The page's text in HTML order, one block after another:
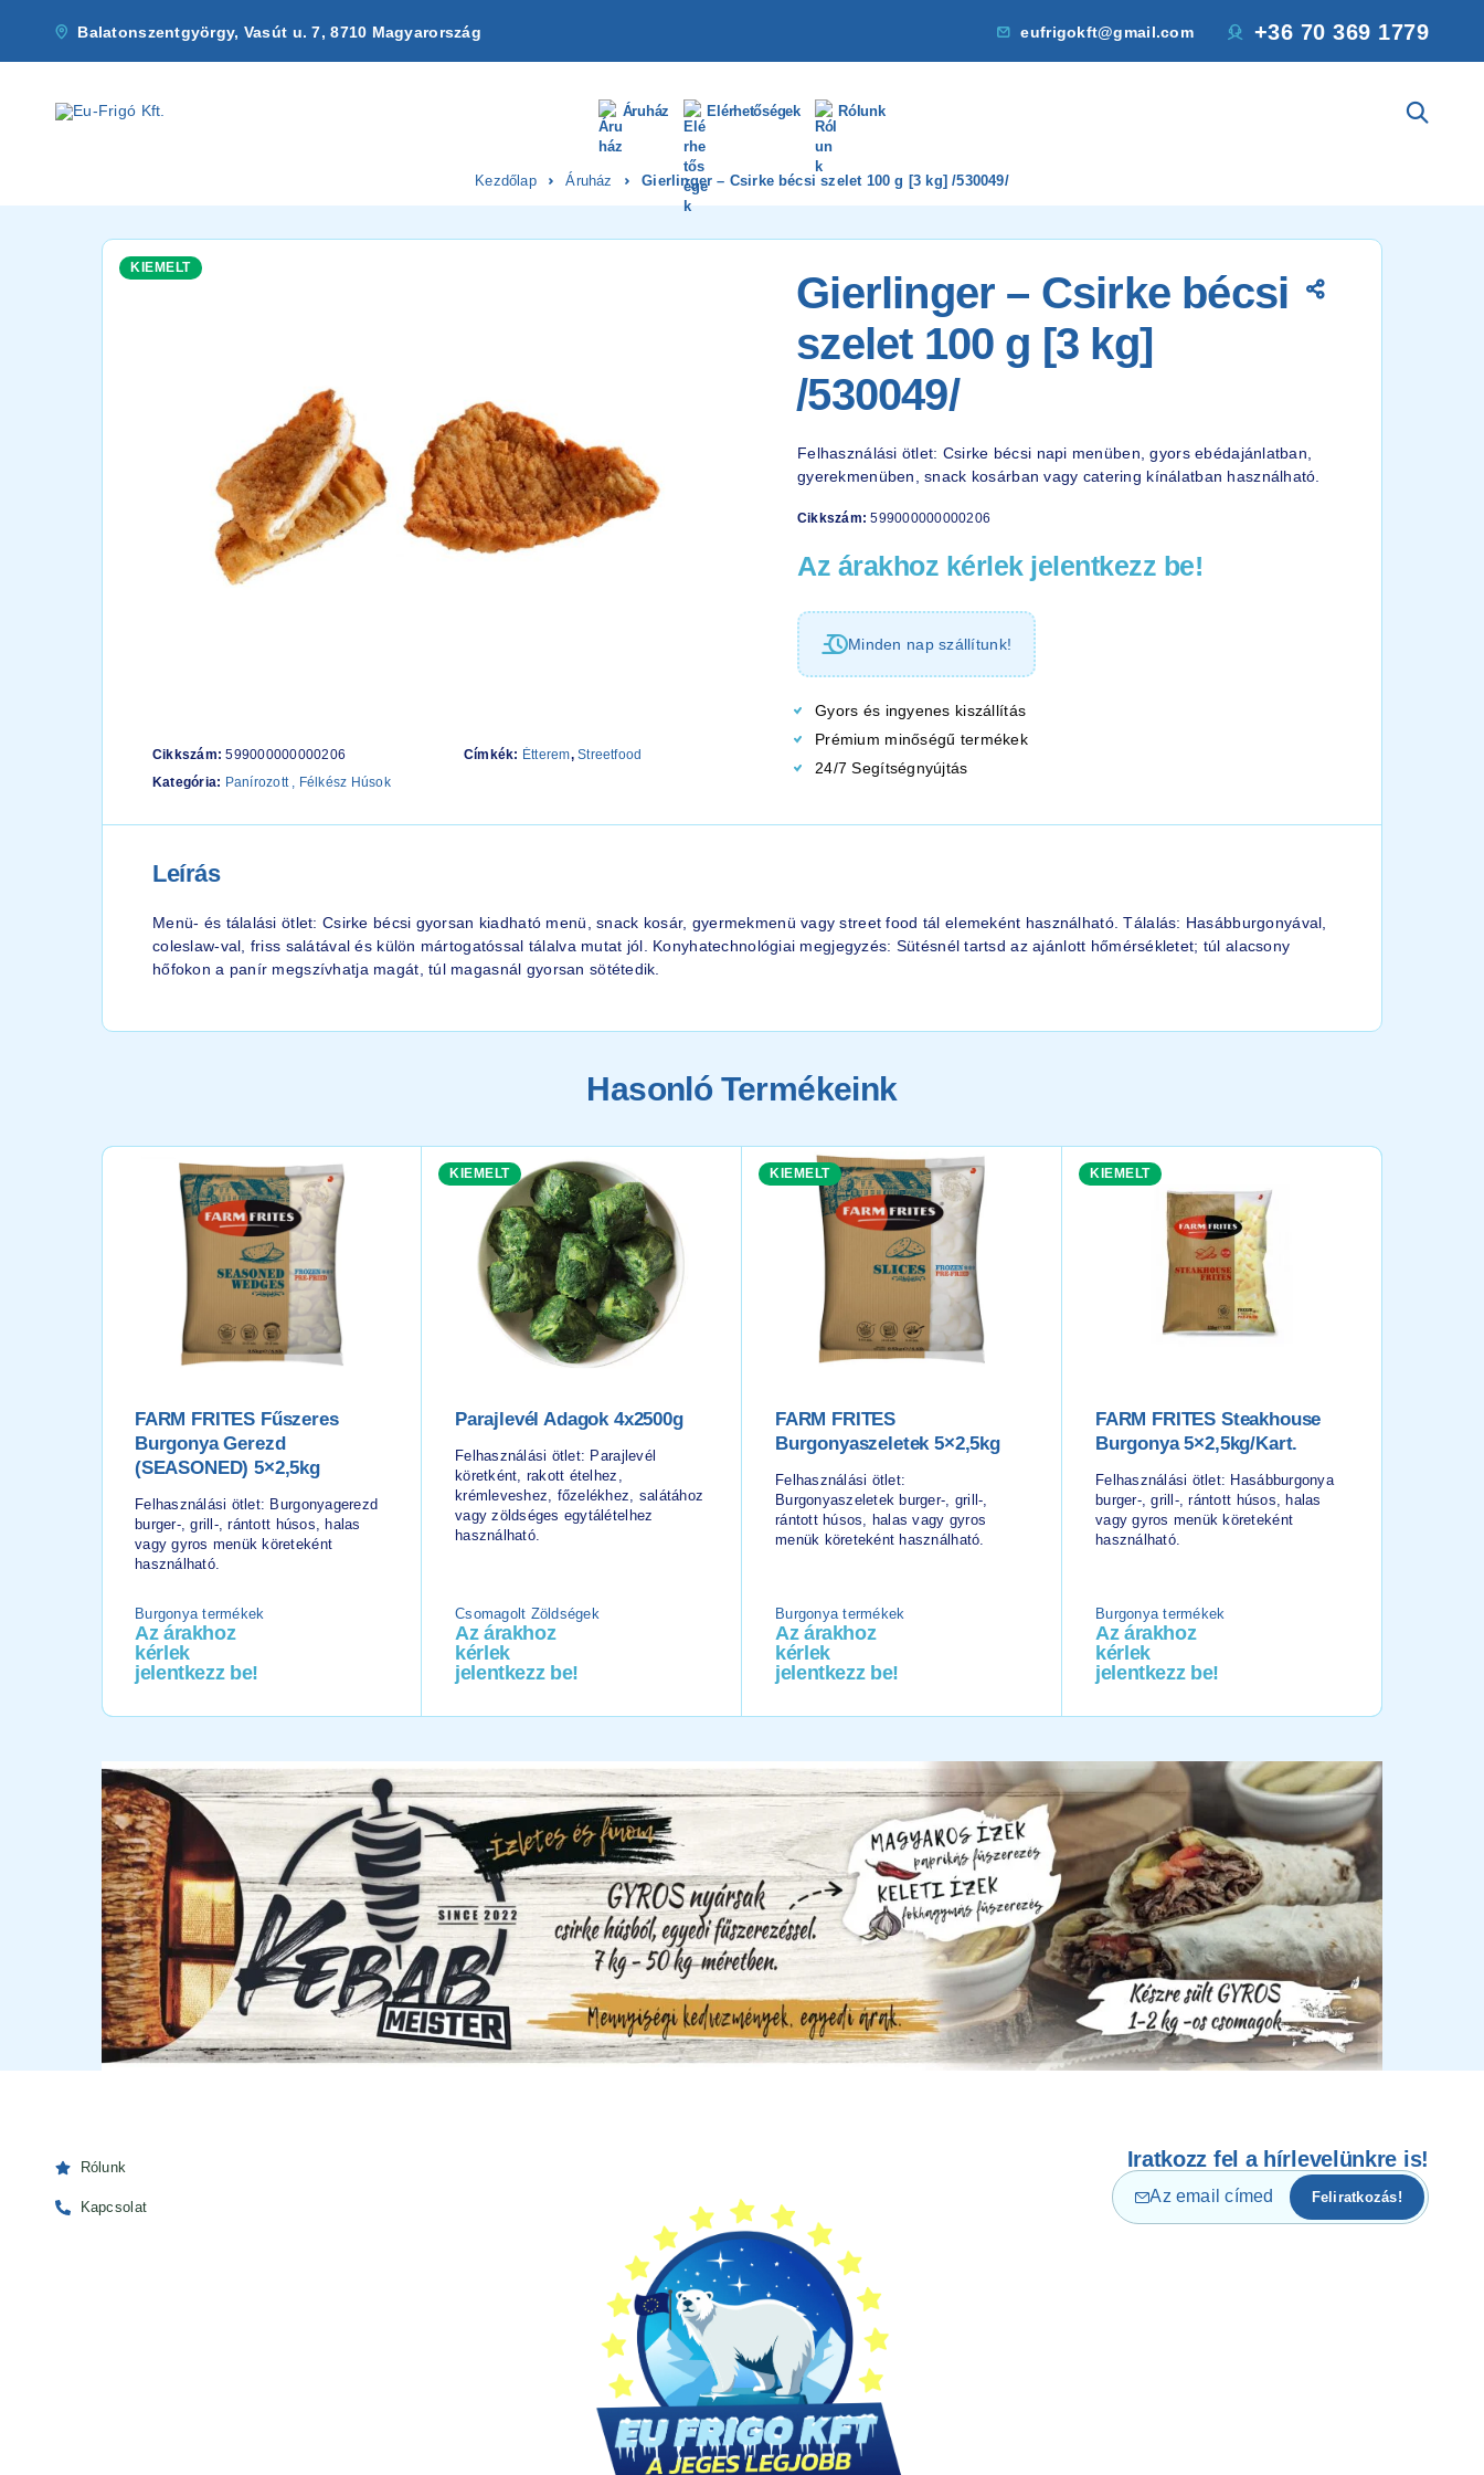
Balatonszentgyörgy, Vasút u. 7, 8710 Magyarország eufrigokft@gmail.com +36 70 369 1779
Áruház Elérhetőségek Rólunk
Kezdőlap Áruház Gierlinger – Csirke bécsi szelet 100 g [3 kg] /530049/
KIEMELT
Cikkszám:599000000000206
Kategória: Panírozott , Félkész Húsok
Címkék: Étterem,Streetfood
Gierlinger – Csirke bécsi
szelet 100 g [3 kg]
/530049/
Felhasználási ötlet: Csirke bécsi napi menüben, gyors ebédajánlatban,
gyerekmenüben, snack kosárban vagy catering kínálatban használható.
Cikkszám:599000000000206
Az árakhoz kérlek jelentkezz be!
Minden nap szállítunk!
Gyors és ingyenes kiszállítás
Prémium minőségű termékek
24/7 Segítségnyújtás
Leírás
Menü- és tálalási ötlet: Csirke bécsi gyorsan kiadható menü, snack kosár, gyermekmenü vagy street food tál elemeként használható. Tálalás: Hasábburgonyával,
coleslaw-val, friss salátával és külön mártogatóssal tálalva mutat jól. Konyhatechnológiai megjegyzés: Sütésnél tartsd az ajánlott hőmérsékletet; túl alacsony
hőfokon a panír megszívhatja magát, túl magasnál gyorsan sötétedik.
Hasonló Termékeink
FARM FRITES Fűszeres
Burgonya Gerezd
(SEASONED) 5×2,5kg
Felhasználási ötlet: Burgonyagerezd
burger-, grill-, rántott húsos, halas
vagy gyros menük köreteként
használható.
Burgonya termékek
Az árakhoz
kérlek
jelentkezz be!
KIEMELT
Parajlevél Adagok 4x2500g
Felhasználási ötlet: Parajlevél
köretként, rakott ételhez,
krémleveshez, főzelékhez, salátához
vagy zöldséges egytálételhez
használható.
Csomagolt Zöldségek
Az árakhoz
kérlek
jelentkezz be!
KIEMELT
FARM FRITES
Burgonyaszeletek 5×2,5kg
Felhasználási ötlet:
Burgonyaszeletek burger-, grill-,
rántott húsos, halas vagy gyros
menük köreteként használható.
Burgonya termékek
Az árakhoz
kérlek
jelentkezz be!
KIEMELT
FARM FRITES Steakhouse
Burgonya 5×2,5kg/kart.
Felhasználási ötlet: Hasábburgonya
burger-, grill-, rántott húsos, halas
vagy gyros menük köreteként
használható.
Burgonya termékek
Az árakhoz
kérlek
jelentkezz be!
Rólunk
Kapcsolat
Iratkozz fel a hírlevelünkre is!